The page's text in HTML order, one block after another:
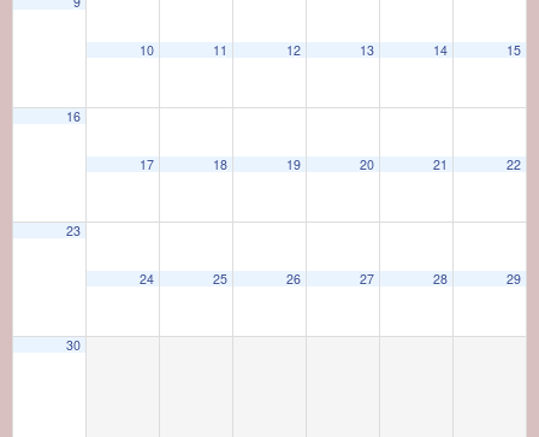
10 11 12 13 14 15
16
17 18 19 20 21 22
23
24 25 26 27 28 29
30